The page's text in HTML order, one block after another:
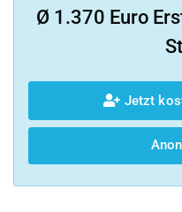
Ø 1.370 Euro
Jetzt